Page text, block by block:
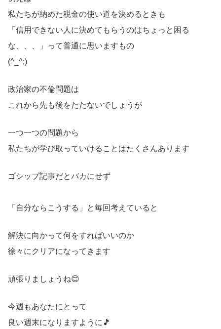
私たちが納めた税金の使い道を決めるときも
「信用できない人に決めてもらうのはちょっと困る
な、、、」って普通に思いますもの
(^_^;)
政治家の不倫問題は
これから先も後をたたないでしょうが
一つ一つの問題から
私たちが学び取っていけることはたくさんあります
ゴシップ記事だとバカにせず
「自分ならこうする」と毎回考えていると
解決に向かって何をすればいいのか
徐々にクリアになってきます
頑張りましょうね😊
今週もあなたにとって
良い週末になりますように🎵